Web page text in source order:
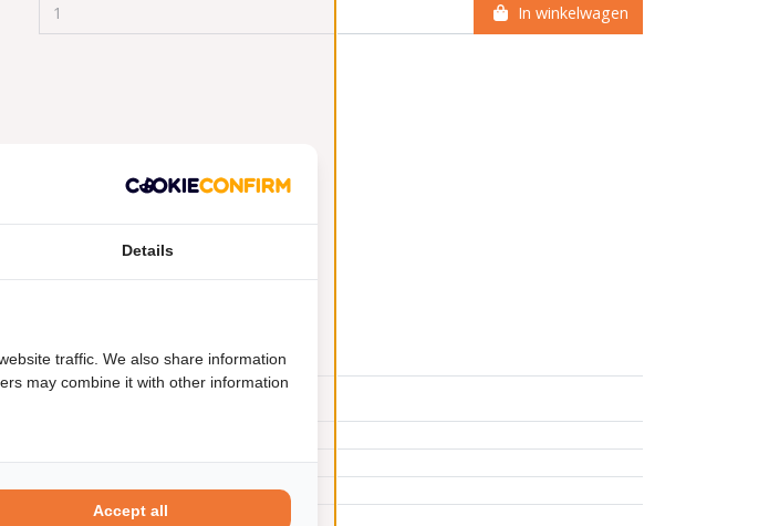
In winkelwagen
Details
traffic. We also share information
may combine it with other information
Accept all